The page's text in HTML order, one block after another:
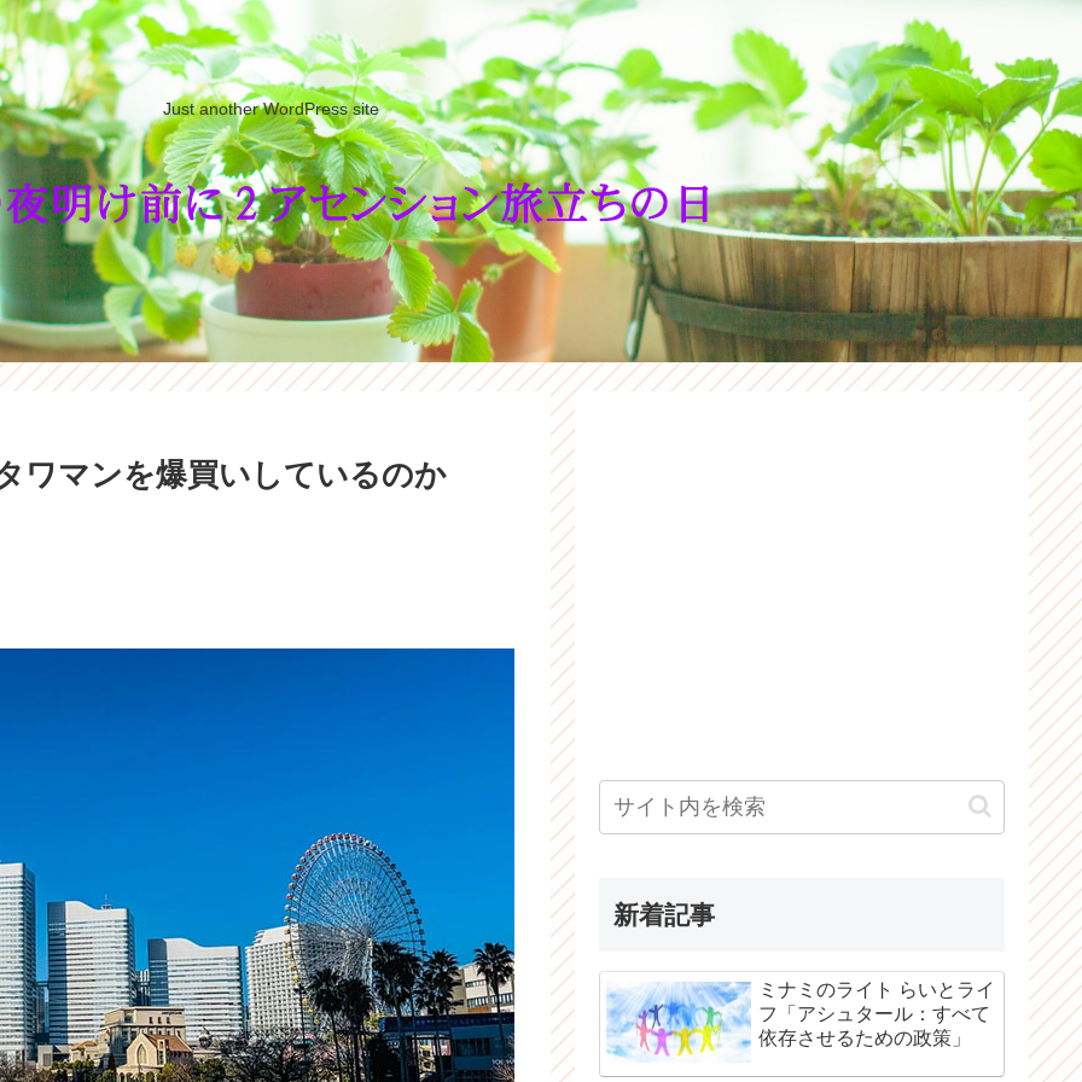
Just another WordPress site
ワマンを爆買いしているのか
新着記事
ミナミのライト らいとライ
フ「アシュタール：すべて
依存させるための政策」